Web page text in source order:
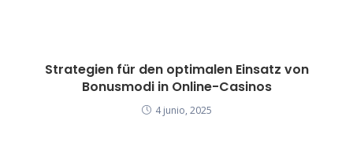
Strategien für den optimalen Einsatz von
Bonusmodi in Online-Casinos
4 junio, 2025